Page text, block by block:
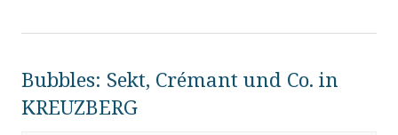
Bubbles: Sekt, Crémant und Co. in
KREUZBERG